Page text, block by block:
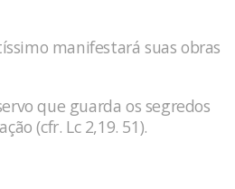
manifestará suas obras
que guarda os segredos
(cfr. Lc 2,19. 51).